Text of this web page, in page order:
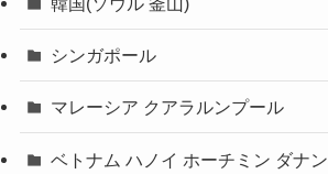
シンガポール
マレーシア クアラルンプール
ベトナム ハノイ ホーチミン ダナン